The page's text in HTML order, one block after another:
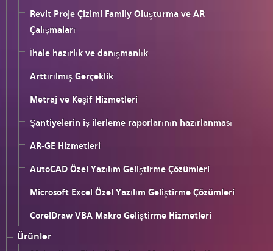
Revit Proje Çizimi Family Oluşturma ve AR
Çalışmaları
İhale hazırlık ve danışmanlık
Arttırılmış Gerçeklik
Metraj ve Keşif Hizmetleri
Şantiyelerin iş ilerleme raporlarının hazırlanması
AR-GE Hizmetleri
AutoCAD Özel Yazılım Geliştirme Çözümleri
Microsoft Excel Özel Yazılım Geliştirme Çözümleri
CorelDraw VBA Makro Geliştirme Hizmetleri
Ürünler